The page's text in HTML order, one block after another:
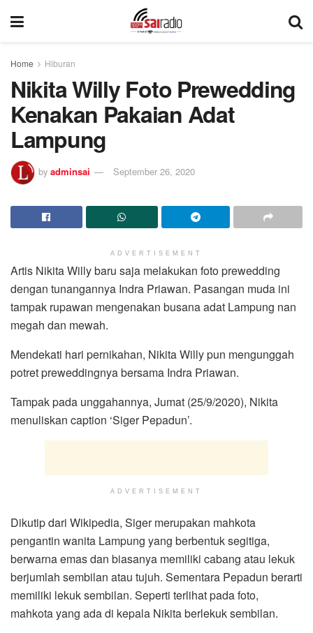
Home Hiburan
Nikita Willy Foto Prewedding
Kenakan Pakaian Adat
Lampung
by adminsai September 26, 2020
ADVERTISEMENT
Artis Nikita Willy baru saja melakukan foto prewedding
dengan tunangannya Indra Priawan. Pasangan muda ini
tampak rupawan mengenakan busana adat Lampung nan
megah dan mewah.
Mendekati hari pernikahan, Nikita Willy pun mengunggah
potret preweddingnya bersama Indra Priawan.
Tampak pada unggahannya, Jumat (25/9/2020), Nikita
menuliskan caption ‘Siger Pepadun’.
ADVERTISEMENT
Dikutip dari Wikipedia, Siger merupakan mahkota
pengantin wanita Lampung yang berbentuk segitiga,
berwarna emas dan biasanya memiliki cabang atau lekuk
berjumlah sembilan atau tujuh. Sementara Pepadun berarti
memiliki lekuk sembilan. Seperti terlihat pada foto,
mahkota yang ada di kepala Nikita berlekuk sembilan.